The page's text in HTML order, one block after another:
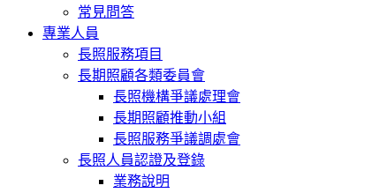
常見問答
專業人員
長照服務項目
長期照顧各類委員會
長照機構爭議處理會
長期照顧推動小組
長照服務爭議調處會
長照人員認證及登錄
業務說明